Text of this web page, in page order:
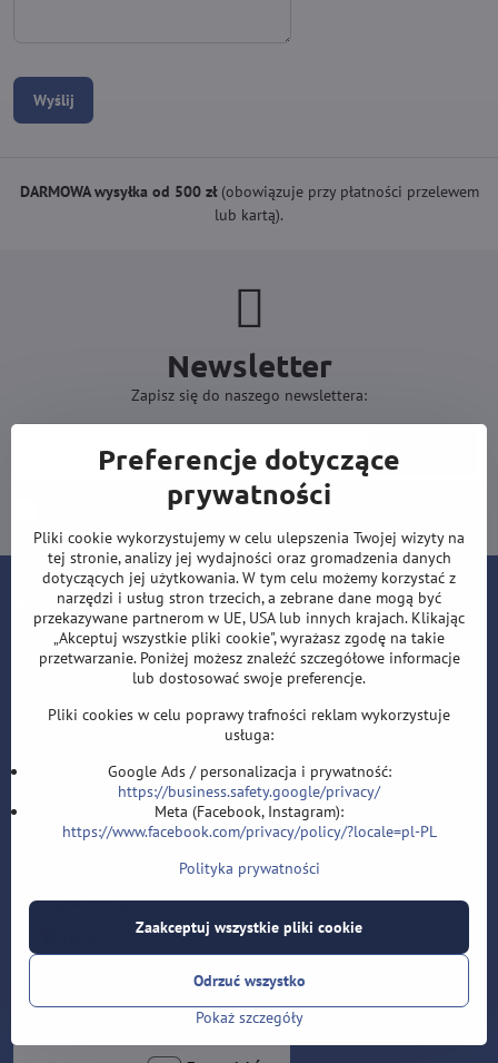
Wyślij
DARMOWA wysyłka od 500 zł(obowiązuje przy płatności przelewem
lub kartą).
Newsletter
Zapisz się do naszego newslettera:
Subskrybuj
Chcę zapisać się do newslettera przez e-mail
Kontakt
Lotki-sklep.pl
Roman Šostek
Ostrava-Hrabůvka
T: +420 553 038 721
E:
nfo@lotki-sklep.pl
Preferencje dotyczące
prywatności
Pliki cookie wykorzystujemy w celu ulepszenia Twojej wizyty na
tej stronie, analizy jej wydajności oraz gromadzenia danych
dotyczących jej użytkowania. W tym celu możemy korzystać z
narzędzi i usług stron trzecich, a zebrane dane mogą być
przekazywane partnerom w UE, USA lub innych krajach. Klikając
„Akceptuj wszystkie pliki cookie", wyrażasz zgodę na takie
przetwarzanie. Poniżej możesz znaleźć szczegółowe informacje
lub dostosować swoje preferencje.
Pliki cookies w celu poprawy trafności reklam wykorzystuje
usługa:
Google Ads / personalizacja i prywatność:
https://business.safety.google/privacy/
Meta (Facebook, Instagram):
https://www.facebook.com/privacy/policy/?locale=pl-PL
Polityka prywatności
Pokaż szczegóły
Zaakceptuj wszystkie pliki cookie
Odrzuć wszystko